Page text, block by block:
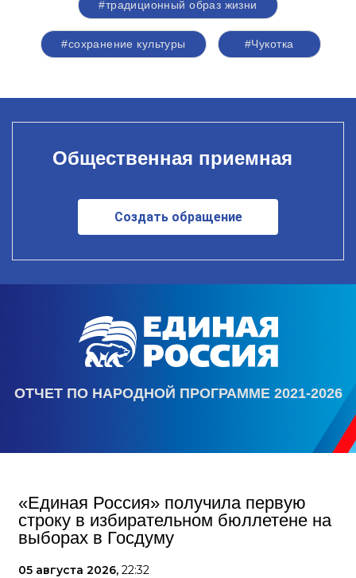
#традиционный образ жизни
#сохранение культуры #Чукотка
Общественная приемная
Создать обращение
ОТЧЕТ ПО НАРОДНОЙ ПРОГРАММЕ 2021-2026
«Единая Россия» получила первую
строку в избирательном бюллетене на
выборах в Госдуму
05 августа 2026, 22:32